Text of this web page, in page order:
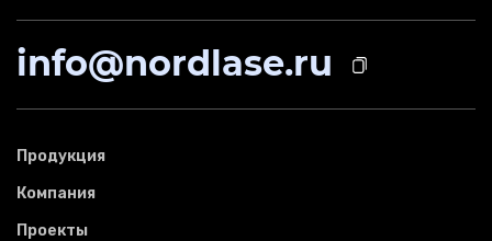
info@nordlase.ru
Продукция
Компания
Проекты